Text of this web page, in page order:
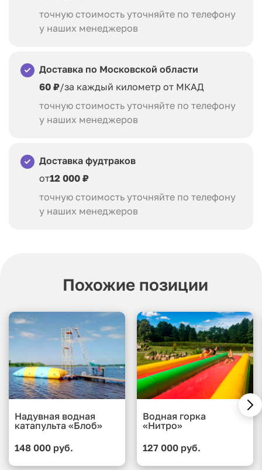
точную стоимость уточняйте по телефону
у наших менеджеров
Доставка по Московской области
60 ₽/за каждый километр от МКАД
точную стоимость уточняйте по телефону
у наших менеджеров
Доставка фудтраков
от12 000 ₽
точную стоимость уточняйте по телефону
у наших менеджеров
Похожие позиции
Надувная водная
катапульта «Блоб»
148 000 руб.
Водная горка
«Нитро»
127 000 руб.